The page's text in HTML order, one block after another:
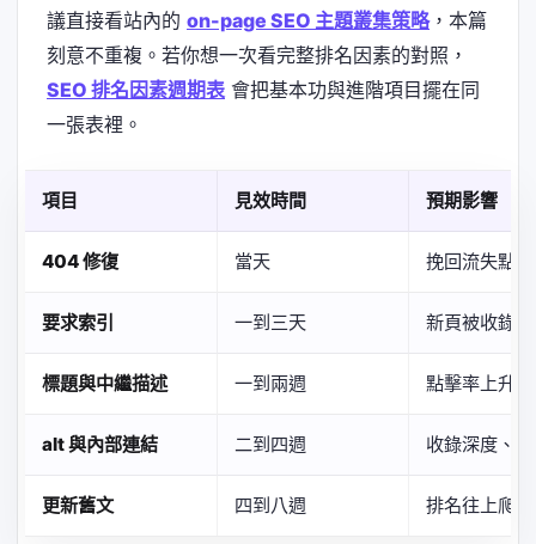
議直接看站內的 on-page SEO 主題叢集策略，本篇
刻意不重複。若你想一次看完整排名因素的對照，
SEO 排名因素週期表 會把基本功與進階項目擺在同
一張表裡。
項目 見效時間 預期影響
404 修復 當天 挽回流失點擊
要求索引 一到三天 新頁被收錄
標題與中繼描述 一到兩週 點擊率上升
alt 與內部連結 二到四週 收錄深度、
更新舊文 四到八週 排名往上爬